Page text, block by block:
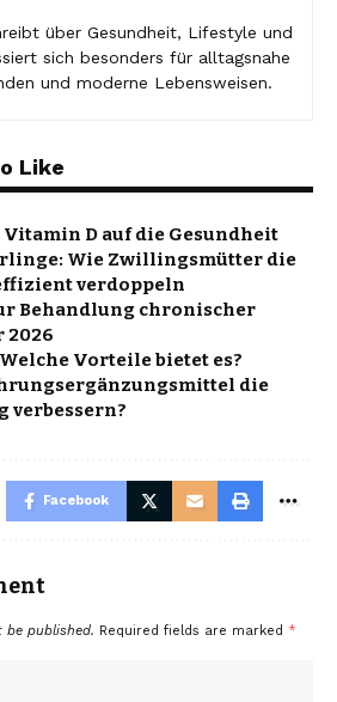
über Gesundheit, Lifestyle und
sich besonders für alltagsnahe
und moderne Lebensweisen.
Like
Vitamin D auf die Gesundheit
Wie Zwillingsmütter die
verdoppeln
Behandlung chronischer
2026
Vorteile bietet es?
die
verbessern?
Facebook
be published. Required fields are marked *